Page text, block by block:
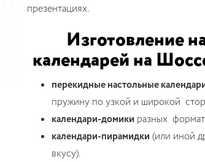
презентациях.
Изготовление
календарей на
перекидные настольные
пружину по узкой и широкой
календари-домики разных
календари-пирамидки (или иной
вкусу).